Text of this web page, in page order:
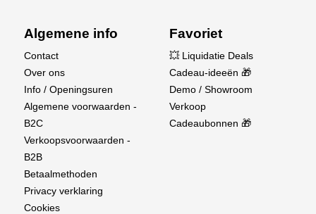
Algemene info
Contact
Over ons
Info / Openingsuren
Algemene voorwaarden -
B2C
Verkoopsvoorwaarden -
B2B
Betaalmethoden
Privacy verklaring
Cookies
Favoriet
💥 Liquidatie Deals
Cadeau-ideeën 🎁
Demo / Showroom
Verkoop
Cadeaubonnen 🎁